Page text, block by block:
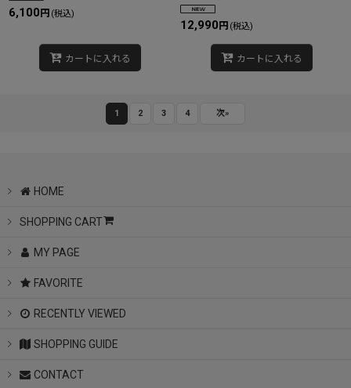
6,100 円 (税込)
カートに入れる
12,990 円 (税込)
カートに入れる
1 2 3 4 次»
HOME
SHOPPING CART
MY PAGE
FAVORITE
RECENTLY VIEWED
SHOPPING GUIDE
CONTACT